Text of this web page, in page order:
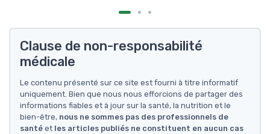
Clause de non-responsabilité
médicale
Le contenu présenté sur ce site est fourni à titre informatif
uniquement. Bien que nous nous efforcions de partager des
informations fiables et à jour sur la santé, la nutrition et le
bien-être, nous ne sommes pas des professionnels de
santé et les articles publiés ne constituent en aucun cas